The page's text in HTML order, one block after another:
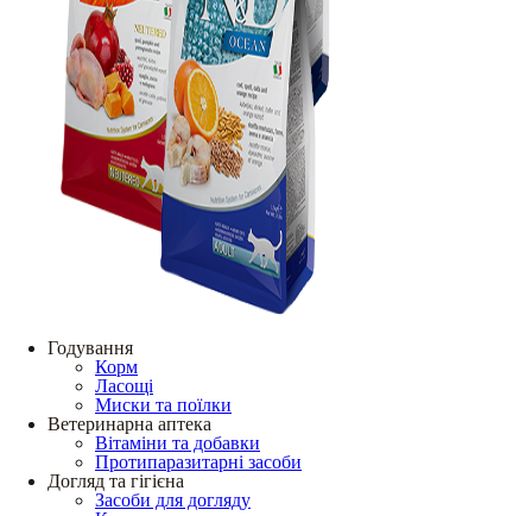
Годування
Корм
Ласощі
Миски та поїлки
Ветеринарна аптека
Вітаміни та добавки
Протипаразитарні засоби
Догляд та гігієна
Засоби для догляду